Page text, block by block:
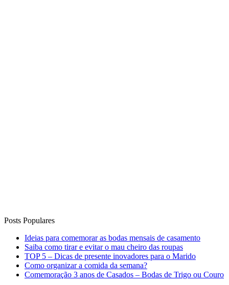
Posts Populares
Ideias para comemorar as bodas mensais de casamento
Saiba como tirar e evitar o mau cheiro das roupas
TOP 5 – Dicas de presente inovadores para o Marido
Como organizar a comida da semana?
Comemoração 3 anos de Casados – Bodas de Trigo ou Couro